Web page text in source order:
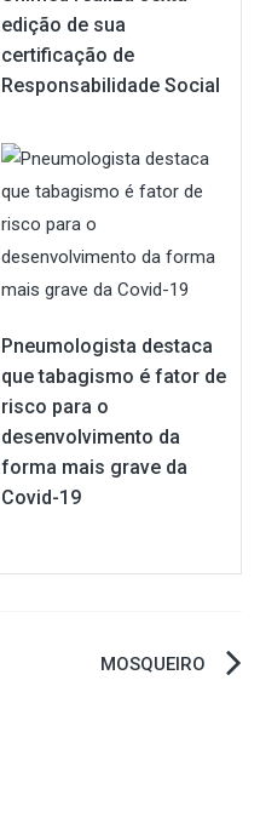
edição de sua
certificação de
Responsabilidade Social
Pneumologista destaca
que tabagismo é fator de
risco para o
desenvolvimento da
forma mais grave da
Covid-19
MOSQUEIRO